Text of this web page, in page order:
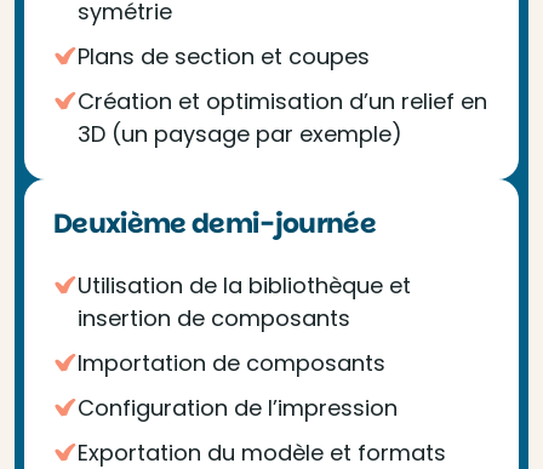
symétrie
Plans de section et coupes
Création et optimisation d’un relief en
3D (un paysage par exemple)
Deuxième demi-journée
Utilisation de la bibliothèque et
insertion de composants
Importation de composants
Configuration de l’impression
Exportation du modèle et formats